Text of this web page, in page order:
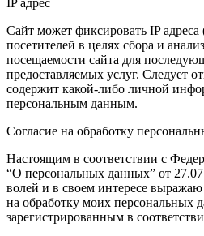
Сайт может фиксировать IP адреса
посетителей в целях сбора и
посещаемости сайта для
предоставляемых услуг. Следует
содержит какой-либо личной
персональным данным.
Согласие на обработку
Настоящим в соответствии с
“О персональных данных” от
волей и в своем интересе выражаю
на обработку моих персональных
зарегистрированным в